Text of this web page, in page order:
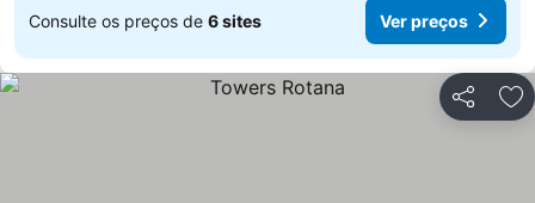
Consulte os preços de 6 sites Ver preços
Partilhar